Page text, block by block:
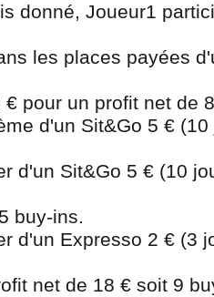
donné, Joueur1
les places payées
€ pour un profit net de
d'un Sit&Go 5 € (10
d'un Sit&Go 5 € (10
buy-ins.
d'un Expresso 2 € (3
net de 18 € soit 9